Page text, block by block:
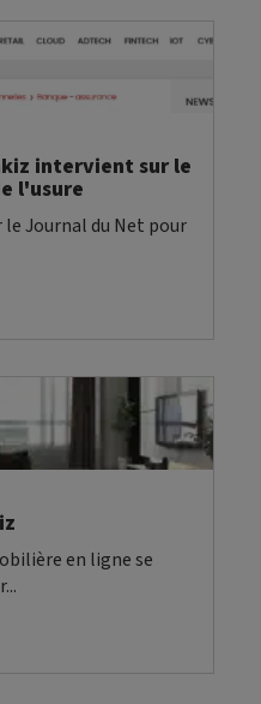
intervient sur le
l'usure
Journal du Net pour
en ligne se